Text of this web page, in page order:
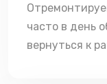
часто в день
вернуться к